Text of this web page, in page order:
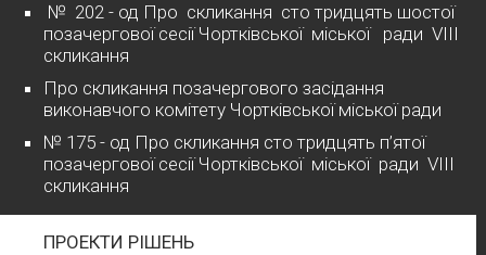
№ 202 - од Про скликання сто тридцять шостої
позачергової сесії Чортківської міської ради VІІІ
скликання
Про скликання позачергового засідання
виконавчого комітету Чортківської міської ради
№ 175 - од Про скликання сто тридцять п’ятої
позачергової сесії Чортківської міської ради VІІІ
скликання
ПРОЕКТИ РІШЕНЬ